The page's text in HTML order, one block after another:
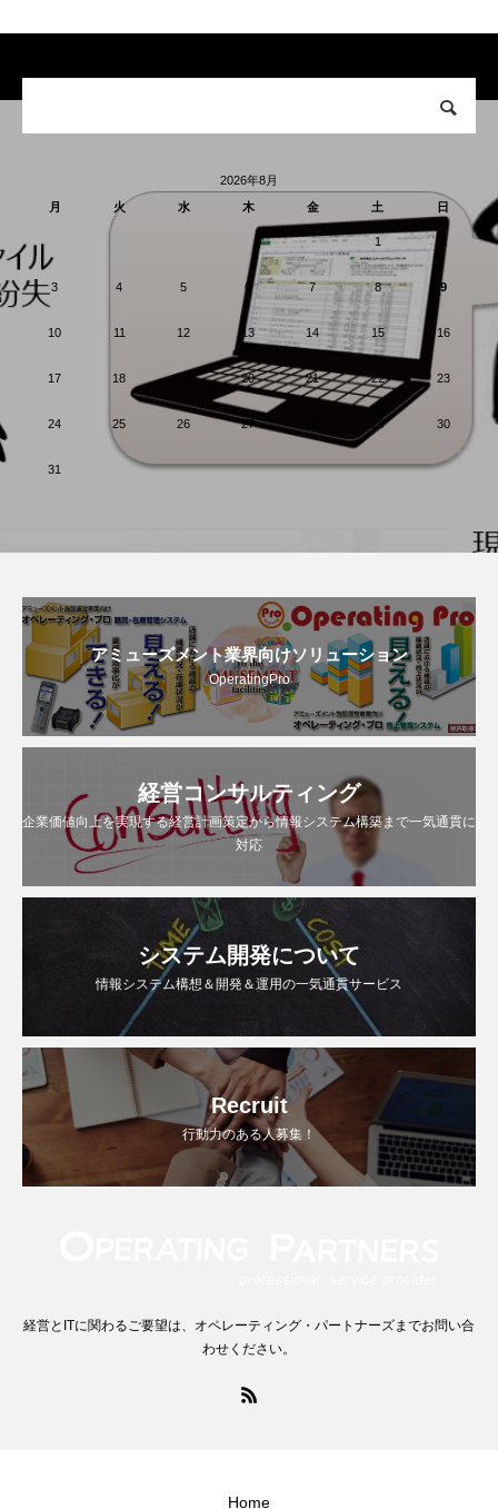
2026年8月
月
火 水 木 金 土 日
1 2
3 4 5 6 7 8 9
10 11 12 13 14 15 16
17 18 19 20 21 22 23
24 25 26 27 29 30
31
アミューズメント業界向けソリューション
OperatingPro
経営コンサルティング
企業価値向上を実現する経営計画策定から情報システム構築まで一気通貫に
対応
システム開発について
情報システム構想＆開発＆運用の一気通貫サービス
Recruit
行動力のある人募集！
経営とITに関わるご要望は、オペレーティング・パートナーズまでお問い合
わせください。
Home